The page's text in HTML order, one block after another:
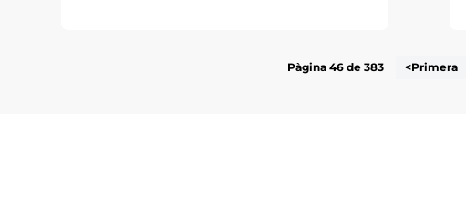
Pàgina 46 de 383 <Primera